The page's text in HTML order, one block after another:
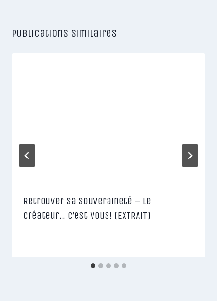
Publications similaires
Retrouver Sa Souveraineté – Le
Créateur… C’est Vous! (EXTRAIT)